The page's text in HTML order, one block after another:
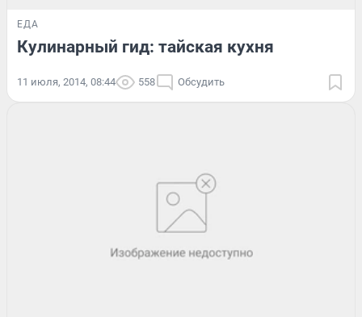
ЕДА
Кулинарный гид: тайская кухня
11 июля, 2014, 08:44 558 Обсудить